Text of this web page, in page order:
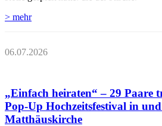
> mehr
06.07.2026
„Einfach heiraten“ – 29 Paare
Pop-Up Hochzeitsfestival in
Matthäuskirche